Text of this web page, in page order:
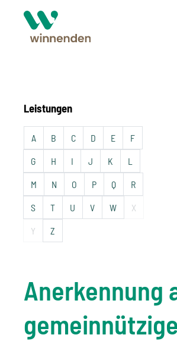
Leistungen
A B C D E F
G H I J K L
M N O P Q R
S T U V W X
Y Z
Anerkennung
gemeinnützige